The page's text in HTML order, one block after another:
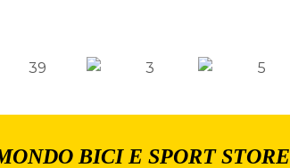
BICI E SPORT STORE